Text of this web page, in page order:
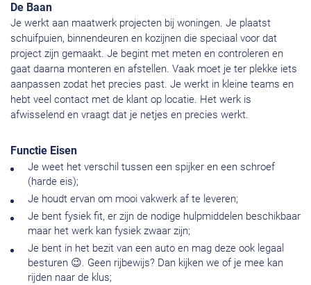
De Baan
Je werkt aan maatwerk projecten bij woningen. Je plaatst
schuifpuien, binnendeuren en kozijnen die speciaal voor dat
project zijn gemaakt. Je begint met meten en controleren en
gaat daarna monteren en afstellen. Vaak moet je ter plekke iets
aanpassen zodat het precies past. Je werkt in kleine teams en
hebt veel contact met de klant op locatie. Het werk is
afwisselend en vraagt dat je netjes en precies werkt.
Functie Eisen
Je weet het verschil tussen een spijker en een schroef
(harde eis);
Je houdt ervan om mooi vakwerk af te leveren;
Je bent fysiek fit, er zijn de nodige hulpmiddelen beschikbaar
maar het werk kan fysiek zwaar zijn;
Je bent in het bezit van een auto en mag deze ook legaal
besturen 😉. Geen rijbewijs? Dan kijken we of je mee kan
rijden naar de klus;